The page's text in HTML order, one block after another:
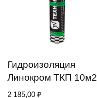
Гидроизоляция
Линокром ТКП 10м2
2 185,00 ₽